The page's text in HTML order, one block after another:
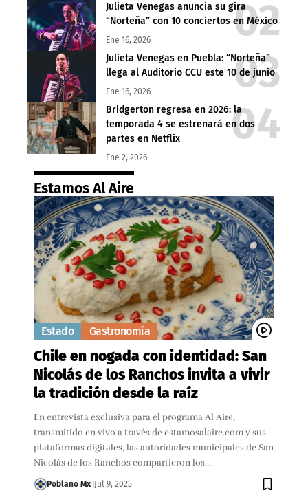
Julieta Venegas anuncia su gira
“Norteña” con 10 conciertos en México
Ene 16, 2026
Julieta Venegas en Puebla: “Norteña”
llega al Auditorio CCU este 10 de junio
Ene 16, 2026
Bridgerton regresa en 2026: la
temporada 4 se estrenará en dos
partes en Netflix
Ene 2, 2026
Estamos Al Aire
Estado Gastronomía
Chile en nogada con identidad: San
Nicolás de los Ranchos invita a vivir
la tradición desde la raíz
En entrevista exclusiva para el programa Al Aire,
transmitido en vivo a través de estamosalaire.com y sus
plataformas digitales, las autoridades municipales de San
Nicolás de los Ranchos compartieron los…
Poblano Mx Jul 9, 2025